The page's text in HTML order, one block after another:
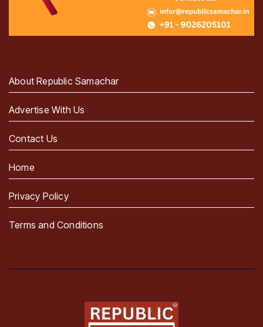
About Republic Samachar
Advertise With Us
Contact Us
Home
Privacy Policy
Terms and Conditions